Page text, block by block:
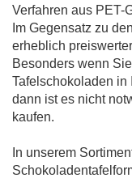
Verfahren aus PET-
Im Gegensatz zu
erheblich
Besonders wenn
Tafelschokoladen in
dann ist es nicht
kaufen.
In unserem